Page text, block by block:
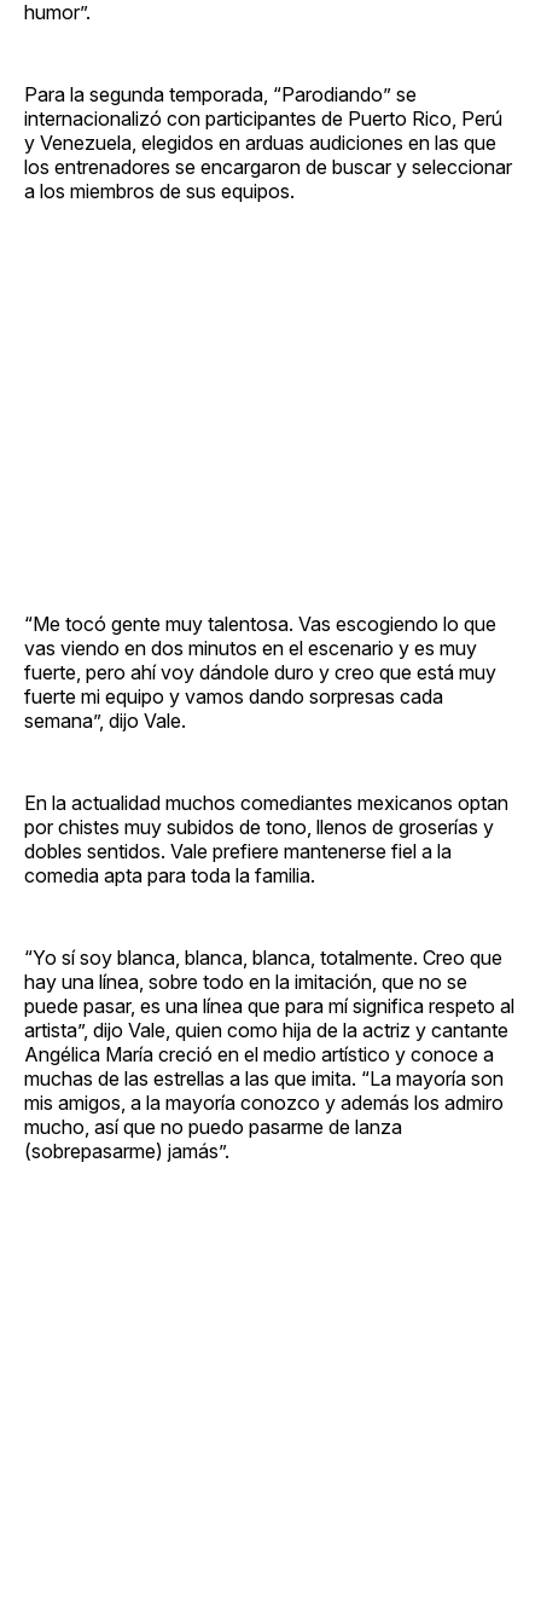
humor”.
Para la segunda temporada, “Parodiando” se
internacionalizó con participantes de Puerto Rico, Perú
y Venezuela, elegidos en arduas audiciones en las que
los entrenadores se encargaron de buscar y seleccionar
a los miembros de sus equipos.
“Me tocó gente muy talentosa. Vas escogiendo lo que
vas viendo en dos minutos en el escenario y es muy
fuerte, pero ahí voy dándole duro y creo que está muy
fuerte mi equipo y vamos dando sorpresas cada
semana”, dijo Vale.
En la actualidad muchos comediantes mexicanos optan
por chistes muy subidos de tono, llenos de groserías y
dobles sentidos. Vale prefiere mantenerse fiel a la
comedia apta para toda la familia.
“Yo sí soy blanca, blanca, blanca, totalmente. Creo que
hay una línea, sobre todo en la imitación, que no se
puede pasar, es una línea que para mí significa respeto al
artista”, dijo Vale, quien como hija de la actriz y cantante
Angélica María creció en el medio artístico y conoce a
muchas de las estrellas a las que imita. “La mayoría son
mis amigos, a la mayoría conozco y además los admiro
mucho, así que no puedo pasarme de lanza
(sobrepasarme) jamás”.